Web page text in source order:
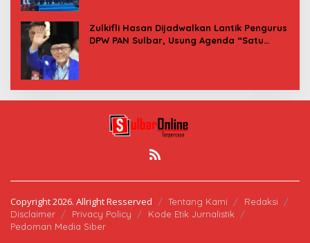
Zulkifli Hasan Dijadwalkan Lantik Pengurus
DPW PAN Sulbar, Usung Agenda “Satu
Copyright 2026. Allright Resserved Tentang Kami
Redaksi
Disclaimer
Privacy Policy
Kode Etik Jurnalistik
Pedoman Media Siber